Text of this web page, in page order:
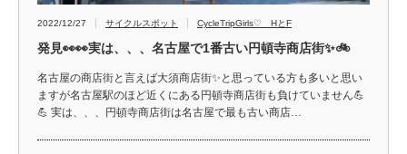
2022/12/27 サイクルスポット CycleTripGirls♡ HとF
発見👀👀実は、、、名古屋で1番古い円頓寺商店街✨🚲
名古屋の商店街と言えば大須商店街✨と思っている方も多いと思い
ますが名古屋駅のほど近くにある円頓寺商店街も負けていません💪
💪 実は、、、円頓寺商店街は名古屋で最も古い商店…